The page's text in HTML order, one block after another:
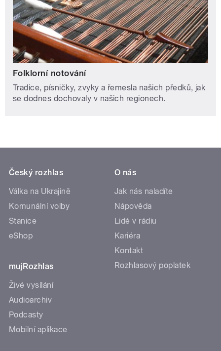
Folklorní notování
Tradice, písničky, zvyky a řemesla našich předků, jak
se dodnes dochovaly v našich regionech.
Český rozhlas
Válka na Ukrajině
Komunální volby
Stanice
eShop
mujRozhlas
Živé vysílání
Audioarchiv
Podcasty
Mobilní aplikace
O nás
Jak nás naladíte
Nápověda
Lidé v rádiu
Kariéra
Kontakt
Rozhlasový poplatek